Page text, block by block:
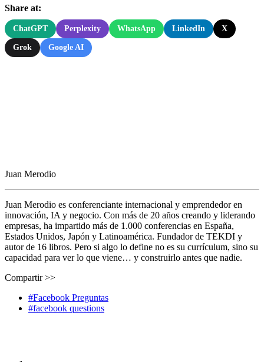
Share at:
ChatGPT Perplexity WhatsApp LinkedIn X
Grok Google AI
Juan Merodio
Juan Merodio es conferenciante internacional y emprendedor en
innovación, IA y negocio. Con más de 20 años creando y liderando
empresas, ha impartido más de 1.000 conferencias en España,
Estados Unidos, Japón y Latinoamérica. Fundador de TEKDI y
autor de 16 libros. Pero si algo lo define no es su currículum, sino su
capacidad para ver lo que viene… y construirlo antes que nadie.
Compartir >>
#Facebook Preguntas
#facebook questions